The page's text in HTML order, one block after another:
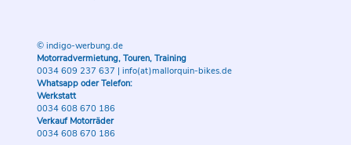
© indigo-werbung.de
Motorradvermietung, Touren, Training
0034 609 237 637 | info(at)mallorquin-bikes.de
Whatsapp oder Telefon:
Werkstatt
0034 608 670 186
Verkauf Motorräder
0034 608 670 186